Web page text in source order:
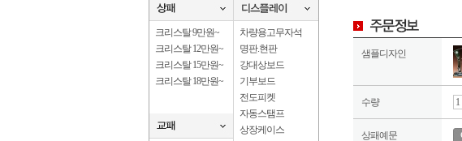
크리스탈 9만원~
크리스탈 12만원~
크리스탈 15만원~
크리스탈 18만원~
차량용고무자석
명판.현판
강대상보드
기부보드
전도피켓
자동스탬프
상장케이스
샘플디자인
수량
상패예문